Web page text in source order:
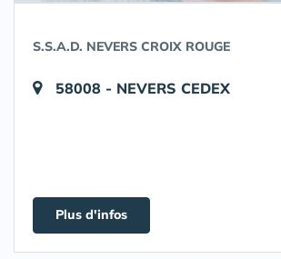
S.S.A.D. NEVERS CROIX ROUGE
58008 - NEVERS CEDEX
Plus d'infos